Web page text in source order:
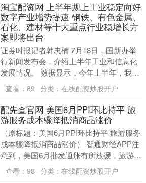
淘宝配资网 上半年规上工业稳定向好
数字产业增势提速 钢铁、有色金属、
石化、建材等十大重点行业稳增长方
案即将出台
证券时报记者韩忠楠 7月18日，国新办举
行新闻发布会，介绍上半年工业和信息化
发展情况。 数据显示，今年上半年，我国
规模以上工业增加值同比增长6.4%，制造
业增加....
查看： 89 分类： 在线配资炒股开户
配先查官网 美国6月PPI环比持平 旅
游服务成本骤降抵消商品涨价
（原标题：美国6月PPI环比持平 旅游服务
成本骤降抵消商品涨价） 智通财经APP注
意到，美国6月批发通胀有所放缓，旅游相
关服务成本的大幅下降抵消了商品价格的
回升....
查看： 98 分类： 在线配资炒股开户